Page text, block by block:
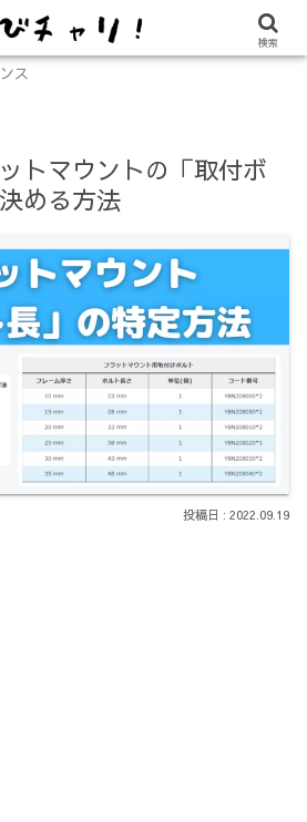
ックボード「LUUP（ループ）」の始め方
ス
トマウントの「取付ボ
める方法
2022.09.19
検索